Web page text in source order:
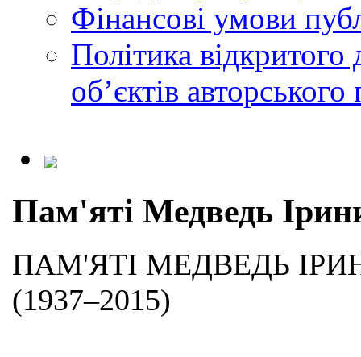
Фінансові умови
Політика
обʼєктів авторського
Пам'яті Медведь
ПАМ'ЯТІ МЕДВЕДЬ
(1937–2015)